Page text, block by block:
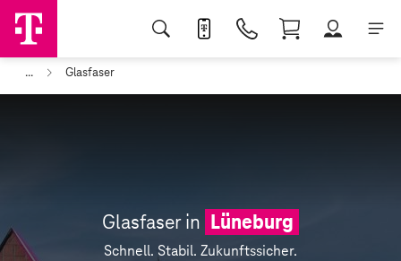
... Glasfaser
Glasfaser in Lüneburg
Schnell. Stabil. Zukunftssicher.